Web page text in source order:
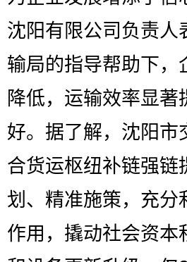
沈阳有限公司负责人
输局的指导帮助下，
降低，运输效率显
好。据了解，沈阳市
合货运枢纽补链强链
划、精准施策，充分
作用，撬动社会资本